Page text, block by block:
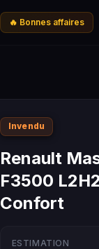
🔥 Bonnes affaires
Invendu
Renault
F3500
Confort
ESTIMATION